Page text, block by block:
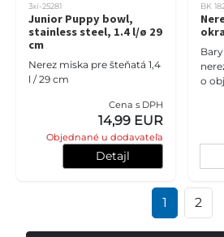
3xi-25281
Junior Puppy bowl,
stainless steel, 1.4 l/ø 29
cm
Nerez miska pre šteňatá 1,4
l / 29 cm
Cena s DPH
14,99 EUR
Objednané u dodavateľa
Detajl
BK
o
1 2